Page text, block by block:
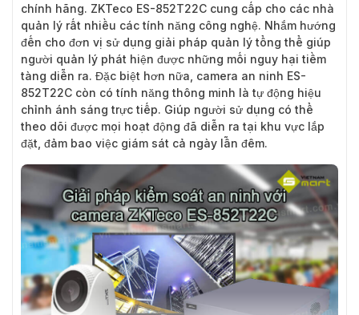
chính hãng. ZKTeco ES-852T22C cung cấp cho các nhà
quản lý rất nhiều các tính năng công nghệ. Nhắm hướng
đến cho đơn vị sử dụng giải pháp quản lý tổng thể giúp
người quản lý phát hiện được những mối nguy hại tiềm
tàng diễn ra. Đặc biệt hơn nữa, camera an ninh ES-
852T22C còn có tính năng thông minh là tự động hiệu
chỉnh ánh sáng trực tiếp. Giúp người sử dụng có thể
theo dõi được mọi hoạt động đã diễn ra tại khu vực lắp
đặt, đảm bao việc giám sát cả ngày lẫn đêm.